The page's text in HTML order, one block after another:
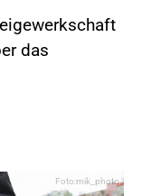
das
Foto:mik_photo